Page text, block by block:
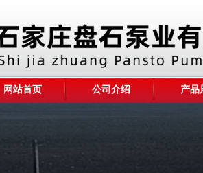
网站首页 公司介绍 产品